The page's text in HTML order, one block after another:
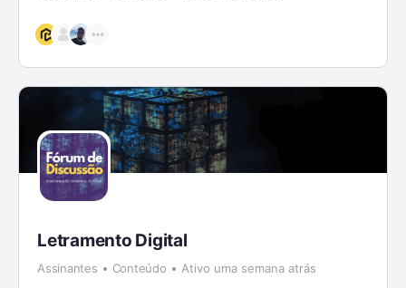
Letramento Digital
Assinantes Conteúdo Ativo uma semana atrás